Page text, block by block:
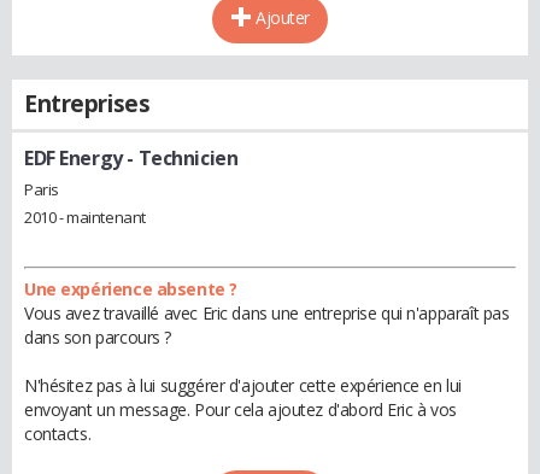
Ajouter
Entreprises
EDF Energy- Technicien
Paris
2010 - maintenant
Une expérience absente ?
Vous avez travaillé avec Eric dans une entreprise qui n'apparaît pas
dans son parcours ?
N'hésitez pas à lui suggérer d'ajouter cette expérience en lui
envoyant un message. Pour cela ajoutez d'abord Eric à vos
contacts.